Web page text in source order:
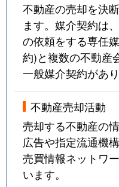
不動産の売却を決
ます。媒介契約は
の依頼をする専任
約)と複数の不動産
一般媒介契約があり
不動産売却活動
売却する不動産の
広告や指定流通機
売買情報ネットワ
います。